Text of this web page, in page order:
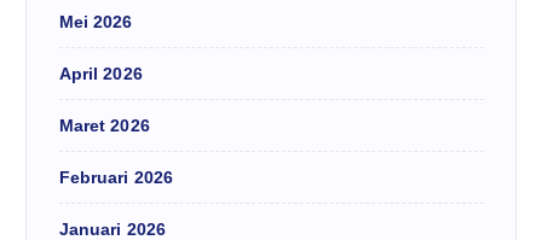
Mei 2026
April 2026
Maret 2026
Februari 2026
Januari 2026